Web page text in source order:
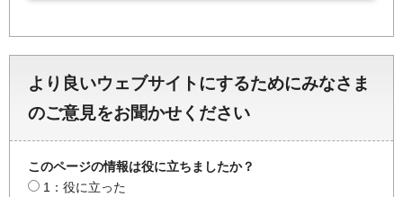
より良いウェブサイトにするためにみなさま
のご意見をお聞かせください
このページの情報は役に立ちましたか？
1：役に立った